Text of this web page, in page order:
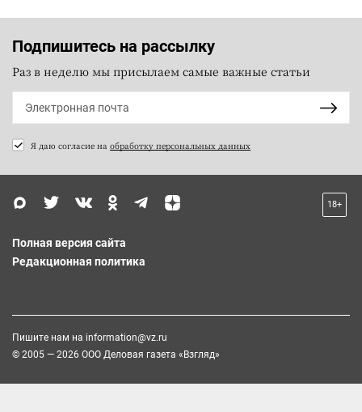
Подпишитесь на рассылку
Раз в неделю мы присылаем самые важные статьи
Я даю согласие на обработку персональных данных
18+
Полная версия сайта
Редакционная политика
Пишите нам на information@vz.ru
© 2005 — 2026 ООО Деловая газета «Взгляд»